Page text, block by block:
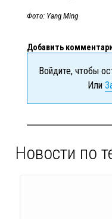
Фото: Yang Ming
Добавить
Войдите, чтобы
Или
Новости по